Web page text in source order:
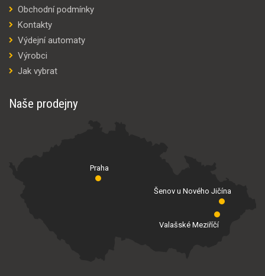
Obchodní podmínky
Kontakty
Výdejní automaty
Výrobci
Jak vybrat
Naše prodejny
Praha
Valašské Meziříčí
Šenov u Nového Jičína